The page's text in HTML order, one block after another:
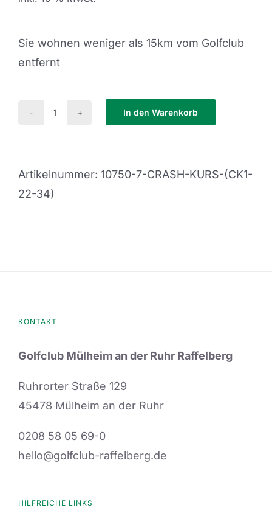
Sie wohnen weniger als 15km vom Golfclub
entfernt
22-
In den Warenkorb
Artikelnummer: 10750-7-CRASH-KURS-(CK1-
22-34)
KONTAKT
Golfclub Mülheim an der Ruhr Raffelberg
Ruhrorter Straße 129
45478 Mülheim an der Ruhr
0208 58 05 69-0
hello@golfclub-raffelberg.de
HILFREICHE LINKS